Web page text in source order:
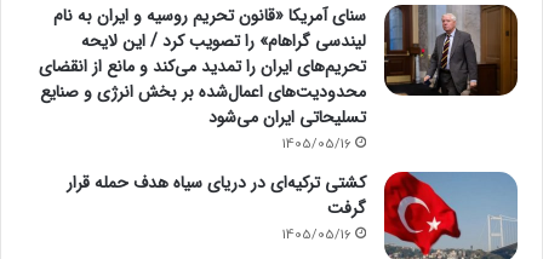
سنای آمریکا «قانون تحریم روسیه و ایران به نام
لیندسی گراهام» را تصویب کرد / این لایحه
تحریم‌های ایران را تمدید می‌کند و مانع از انقضای
محدودیت‌های اعمال‌شده بر بخش انرژی و صنایع
تسلیحاتی ایران می‌شود
1405/05/16
کشتی ترکیه‌ای در دریای سیاه هدف حمله قرار
گرفت
1405/05/16